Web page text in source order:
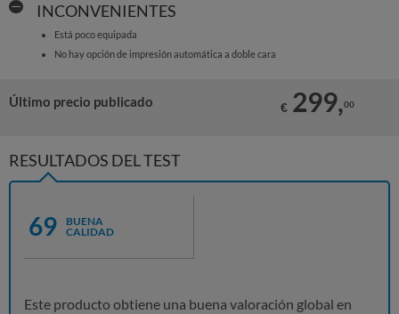
INCONVENIENTES
Está poco equipada
No hay opción de impresión automática a doble cara
Último precio publicado € 299,00
RESULTADOS DEL TEST
69
BUENA
CALIDAD
Este producto obtiene una buena valoración global en